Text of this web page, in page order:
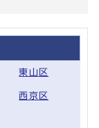
東山区
西京区